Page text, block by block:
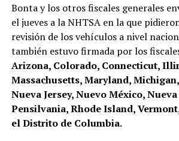
Bonta y los otros fiscales generales
el jueves a la NHTSA en la que
revisión de los vehículos a nivel
también estuvo firmada por los
Arizona, Colorado, Connecticut,
Massachusetts, Maryland,
Nueva Jersey, Nuevo México,
Pensilvania, Rhode Island,
el Distrito de Columbia.